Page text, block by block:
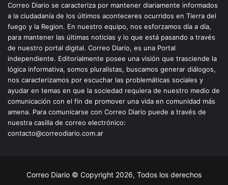
Correo Diario se caracteriza por mantener diariamente informados
a la ciudadanía de los últimos aconteceres ocurridos en Tierra del
fuego y la Region. En nuestro equipo, nos esforzamos día a día,
para mantener las últimas noticias y lo que está pasando a través
de nuestro portal digital. Correo Diario, es una Portal
independiente. Editorialmente posee una visión que trasciende la
lógica informativa, somos pluralistas, buscamos generar diálogos,
nos caracterizamos por escuchar las problemáticas sociales y
ayudar en temas en que la sociedad requiera de nuestro medio de
comunicación con el fin de promover una vida en comunidad más
amena. Para comunicarse con Correo Diario puede a través de
nuestra casilla de correo electrónico:
contacto@correodiario.com.ar
Correo Diario © Copyright 2026, Todos los derechos